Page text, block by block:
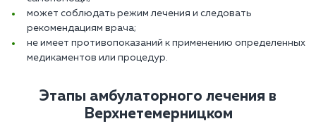
может соблюдать режим лечения и следовать
рекомендациям врача;
не имеет противопоказаний к применению определенных
медикаментов или процедур.
Этапы амбулаторного лечения в
Верхнетемерницком